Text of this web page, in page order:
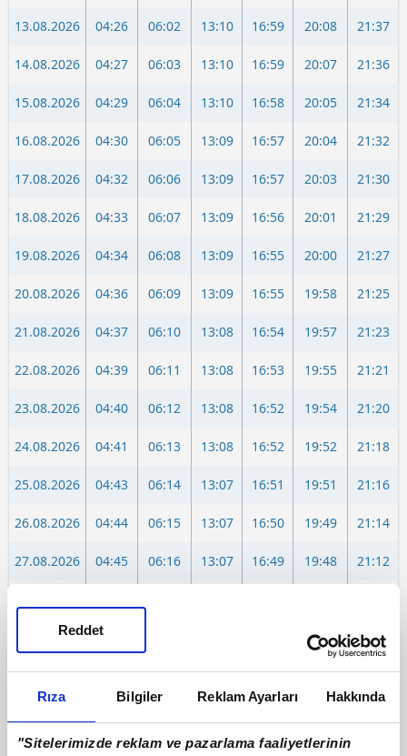
Rıza Bilgiler Reklam Ayarları Hakkında
"Sitelerimizde reklam ve pazarlama faaliyetlerinin
Reddet
13.08.2026 04:26 06:02 13:10 16:59 20:08 21:37
14.08.2026 04:27 06:03 13:10 16:59 20:07 21:36
15.08.2026 04:29 06:04 13:10 16:58 20:05 21:34
16.08.2026 04:30 06:05 13:09 16:57 20:04 21:32
17.08.2026 04:32 06:06 13:09 16:57 20:03 21:30
18.08.2026 04:33 06:07 13:09 16:56 20:01 21:29
19.08.2026 04:34 06:08 13:09 16:55 20:00 21:27
20.08.2026 04:36 06:09 13:09 16:55 19:58 21:25
21.08.2026 04:37 06:10 13:08 16:54 19:57 21:23
22.08.2026 04:39 06:11 13:08 16:53 19:55 21:21
23.08.2026 04:40 06:12 13:08 16:52 19:54 21:20
24.08.2026 04:41 06:13 13:08 16:52 19:52 21:18
25.08.2026 04:43 06:14 13:07 16:51 19:51 21:16
26.08.2026 04:44 06:15 13:07 16:50 19:49 21:14
27.08.2026 04:45 06:16 13:07 16:49 19:48 21:12
29.08.2026 04:48 19:45 21:09
30.08.2026 04:49 06:18 13:06 16:47 19:43 21:07
01.09.2026 04:52 06:20 13:05 16:45 19:40